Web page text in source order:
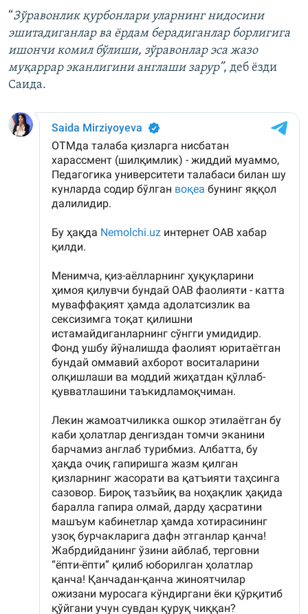
“Зўравонлик қурбонлари уларнинг нидосини
эшитадиганлар ва ёрдам берадиганлар борлигига
ишончи комил бўлиши, зўравонлар эса жазо
муқаррар эканлигини англаши зарур”, деб ёзди
Саида.